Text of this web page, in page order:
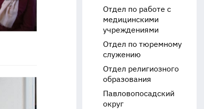
Отдел по работе с
медицинскими
учреждениями
Отдел по тюремному
служению
Отдел религиозного
образования
Павловопосадский
округ